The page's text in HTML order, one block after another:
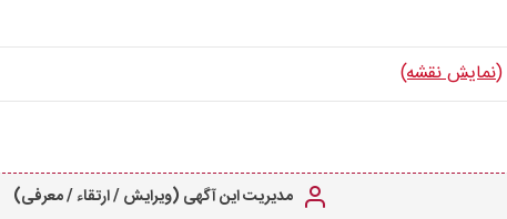
(نمایش نقشه)
مدیریت این آگهی (ویرایش / ارتقاء / معرفی)